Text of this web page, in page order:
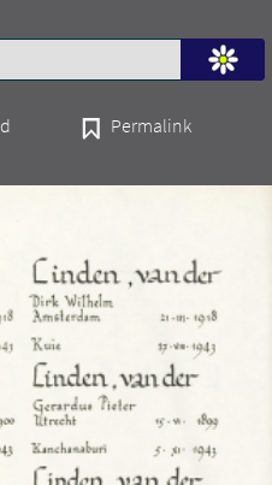
Permalink